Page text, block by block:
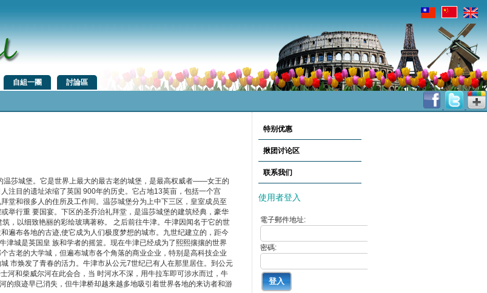
自組一團 討論區
温莎城堡。它是世界上最大的最古老的城堡，是最高权威者——女王的
注目的遗址浓缩了英国 900年的历史。它占地13英亩，包括一个宫
堂和很多人的住所及工作间。温莎城堡分为上中下三区，皇室成员至
举行重 要国宴。下区的圣乔治礼拜堂，是温莎城堡的建筑经典，豪华
，以细致艳丽的彩绘玻璃著称。 之后前往牛津。牛津因闻名于它的世
遍布各地的古迹,使它成为人们极度梦想的城市。九世纪建立的，距今
津城是英国皇 族和学者的摇篮。现在牛津已经成为了熙熙攘攘的世界
古老的大学城，但遍布城市各个角落的商业企业，特别是高科技企业
市焕发了青春的活力。牛津市从公元7世纪已有人在那里居住。到公元
河和柴威尔河在此会合，当 时河水不深，用牛拉车即可涉水而过，牛
的痕迹早已消失，但牛津桥却越来越多地吸引着世界各地的来访者和游
特别优惠
揪团讨论区
联系我们
使用者登入
電子郵件地址:
密碼: